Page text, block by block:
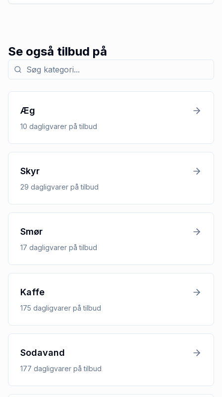
Se også tilbud på
Søg efter kategori med tilbud
Æg
10 dagligvarer på tilbud
Skyr
29 dagligvarer på tilbud
Smør
17 dagligvarer på tilbud
Kaffe
175 dagligvarer på tilbud
Sodavand
177 dagligvarer på tilbud